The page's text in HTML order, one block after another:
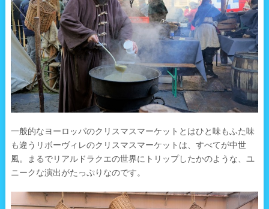
一般的なヨーロッパのクリスマスマーケットとはひと味もふた味
も違うリボーヴィレのクリスマスマーケットは、すべてが中世
風。まるでリアルドラクエの世界にトリップしたかのような、ユ
ニークな演出がたっぷりなのです。